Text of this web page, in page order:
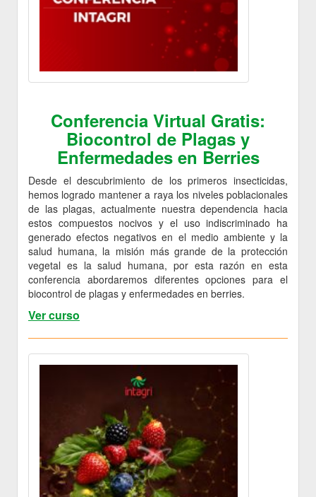
Conferencia Virtual Gratis:
Biocontrol de Plagas y
Enfermedades en Berries
Desde el descubrimiento de los primeros insecticidas,
hemos logrado mantener a raya los niveles poblacionales
de las plagas, actualmente nuestra dependencia hacia
estos compuestos nocivos y el uso indiscriminado ha
generado efectos negativos en el medio ambiente y la
salud humana, la misión más grande de la protección
vegetal es la salud humana, por esta razón en esta
conferencia abordaremos diferentes opciones para el
biocontrol de plagas y enfermedades en berries.
Ver curso